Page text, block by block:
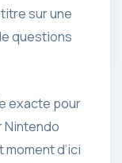
sur une
questions
exacte pour
Nintendo
d’ici